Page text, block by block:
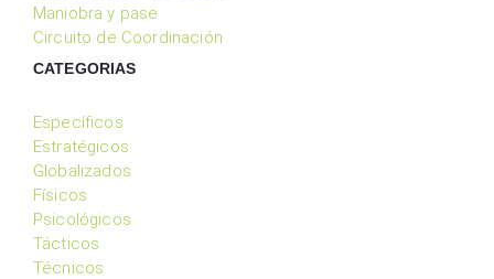
Maniobra y pase
Circuito de Coordinación
CATEGORIAS
Específicos
Estratégicos
Globalizados
Físicos
Psicológicos
Tácticos
Técnicos